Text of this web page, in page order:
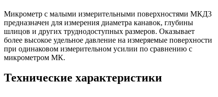
Микрометр с малыми измерительными поверхностями МКД3
предназначен для измерения диаметра канавок, глубины
шлицов и других труднодоступных размеров. Оказывает
более высокое удельное давление на измеряемые поверхности
при одинаковом измерительном усилии по сравнению с
микрометром МК.
Технические характеристики